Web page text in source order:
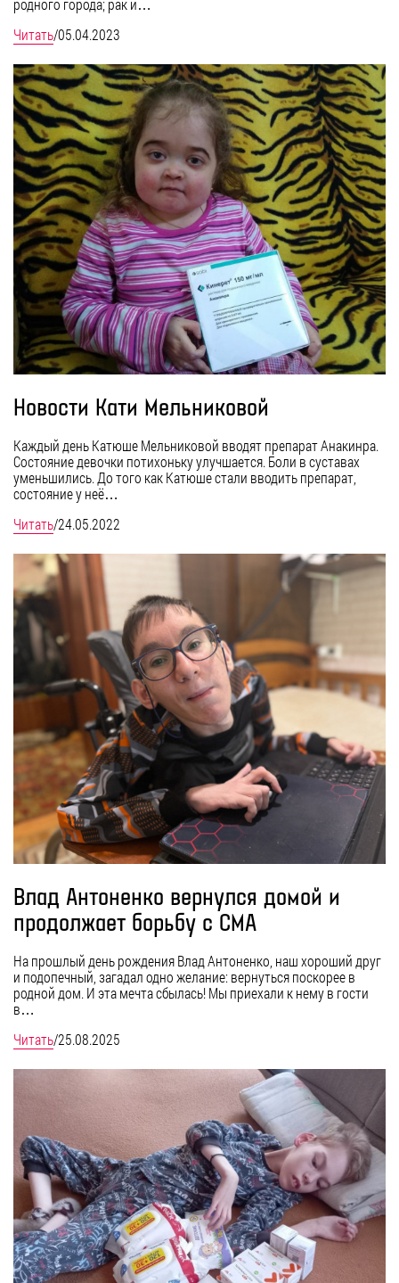
родного города; рак и…
Читать/05.04.2023
Новости Кати Мельниковой
Каждый день Катюше Мельниковой вводят препарат Анакинра.
Состояние девочки потихоньку улучшается. Боли в суставах
уменьшились. До того как Катюше стали вводить препарат,
состояние у неё…
Читать/24.05.2022
Влад Антоненко вернулся домой и
продолжает борьбу с СМА
На прошлый день рождения Влад Антоненко, наш хороший друг
и подопечный, загадал одно желание: вернуться поскорее в
родной дом. И эта мечта сбылась! Мы приехали к нему в гости
в…
Читать/25.08.2025